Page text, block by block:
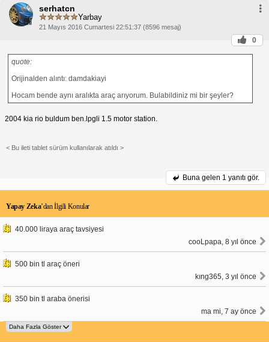
serhatcn
Yarbay
21 Mayıs 2016 Cumartesi 22:51:37 (8596 mesaj)
0
quote:
Orijinalden alıntı: damdakiayi
Hocam bende aynı aralıkta araç arıyorum. Bulabildiniz mi bir şeyler?
2004 kia rio buldum ben.lpgli 1.5 motor station.
< Bu ileti tablet sürüm kullanılarak atıldı >
Buna gelen 1 yanıtı gör.
Yapay Zeka’dan İlgili Konular
40.000 liraya araç tavsiyesi
cooLpapa, 8 yıl önce
500 bin tl araç öneri
kıng365, 3 yıl önce
350 bin tl araba önerisi
ma mi, 7 ay önce